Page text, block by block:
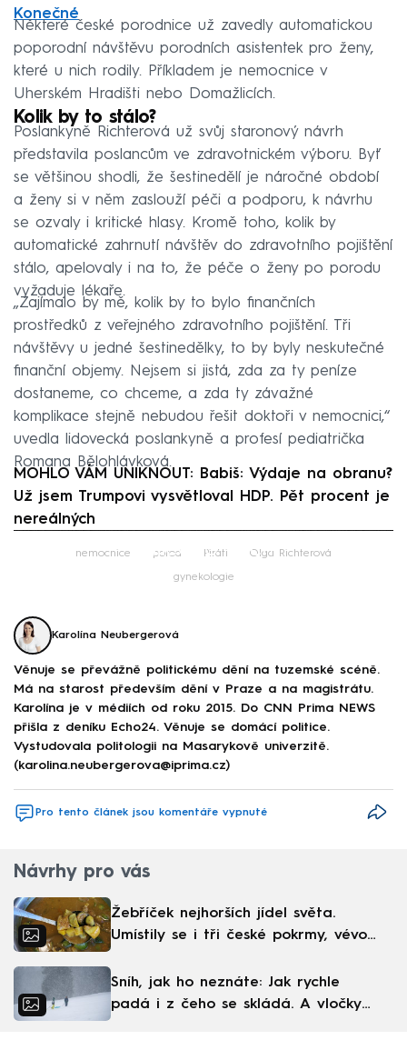
Konečné
Některé české porodnice už zavedly automatickou
poporodní návštěvu porodních asistentek pro ženy,
které u nich rodily. Příkladem je nemocnice v
Uherském Hradišti nebo Domažlicích.
Kolik by to stálo?
Poslankyně Richterová už svůj staronový návrh
představila poslancům ve zdravotnickém výboru. Byť
se většinou shodli, že šestinedělí je náročné období
a ženy si v něm zaslouží péči a podporu, k návrhu
se ozvaly i kritické hlasy. Kromě toho, kolik by
automatické zahrnutí návštěv do zdravotního pojištění
stálo, apelovaly i na to, že péče o ženy po porodu
vyžaduje lékaře.
„Zajímalo by mě, kolik by to bylo finančních
prostředků z veřejného zdravotního pojištění. Tři
návštěvy u jedné šestinedělky, to by byly neskutečné
finanční objemy. Nejsem si jistá, zda za ty peníze
dostaneme, co chceme, a zda ty závažné
komplikace stejně nebudou řešit doktoři v nemocnici,“
uvedla lidovecká poslankyně a profesí pediatrička
Romana Bělohlávková.
MOHLO VÁM UNIKNOUT: Babiš: Výdaje na obranu?
Už jsem Trumpovi vysvětloval HDP. Pět procent je
nereálných
Failed to fetch
nemocnice porod Piráti Olga Richterová
gynekologie
Karolína Neubergerová
Věnuje se převážně politickému dění na tuzemské scéně.
Má na starost především dění v Praze a na magistrátu.
Karolína je v médiích od roku 2015. Do CNN Prima NEWS
přišla z deníku Echo24. Věnuje se domácí politice.
Vystudovala politologii na Masarykově univerzitě.
(karolina.neubergerova@iprima.cz)
Pro tento článek jsou komentáře vypnuté
Návrhy pro vás
Žebříček nejhorších jídel světa.
Umístily se i tři české pokrmy, vévodí
Sníh, jak ho neznáte: Jak rychle
padá i z čeho se skládá. A vločky